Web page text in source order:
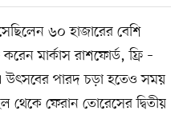
৬০ হাজারের বেশি
মার্কাস রাশফোর্ড, ফ্রি –
উৎসবের পারদ চড়া হতেও সময়
থেকে ফেরান তোরেসের দ্বিতীয়